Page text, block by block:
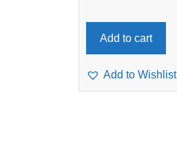
Add to cart
Add to Wishlist